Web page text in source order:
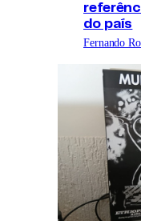
do país
Fernando